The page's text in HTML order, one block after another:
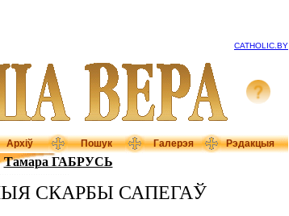
CATHOLIC.BY
Архіў Пошук Галерэя Рэдакцыя
Тамара ГАБРУСЬ
СКАРБЫ САПЕГАЎ